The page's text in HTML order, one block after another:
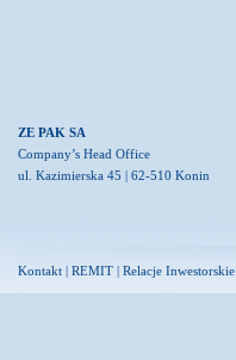
ZE PAK SA
Company’s Head Office
ul. Kazimierska 45 | 62-510 Konin
Kontakt | REMIT | Relacje Inwestorskie